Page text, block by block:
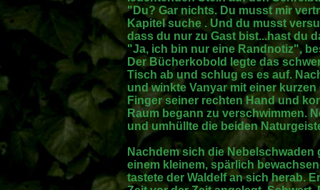
"Du? Gar nichts. Du musst mir
Kapitel suche . Und du musst
dass du nur zu Gast bist...hast du
"Ja, ich bin nur eine Randnotiz",
Der Bücherkobold legte das
Tisch ab und schlug es es auf.
und winkte Vanyar mit einer
Finger seiner rechten Hand und
Raum begann zu verschwimmen.
und umhüllte die beiden
Nachdem sich die
einem kleinem, spärlich
tastete der Waldelf an sich herab.